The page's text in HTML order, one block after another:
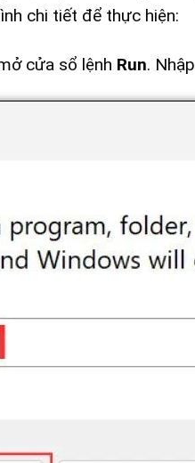
chi tiết để thực hiện:
cửa sổ lệnh Run. Nhập